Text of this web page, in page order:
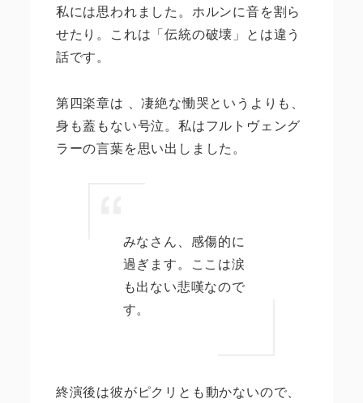
私には思われました。ホルンに音を割ら
せたり。これは「伝統の破壊」とは違う
話です。
第四楽章は 、凄絶な慟哭というよりも、
身も蓋もない号泣。私はフルトヴェング
ラーの言葉を思い出しました。
みなさん、感傷的に
過ぎます。ここは涙
も出ない悲嘆なので
す。
終演後は彼がピクリとも動かないので、